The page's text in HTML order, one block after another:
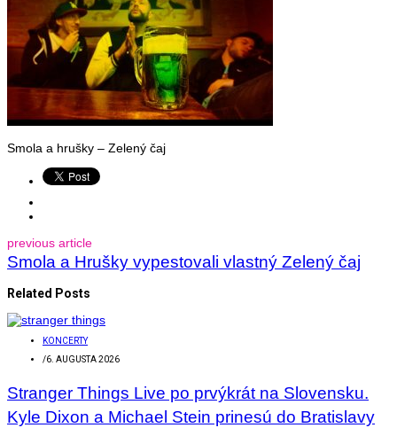
Smola a hrušky – Zelený čaj
previous article
Smola a Hrušky vypestovali vlastný Zelený čaj
Related Posts
KONCERTY
/6. AUGUSTA 2026
Stranger Things Live po prvýkrát na Slovensku.
Kyle Dixon a Michael Stein prinesú do Bratislavy